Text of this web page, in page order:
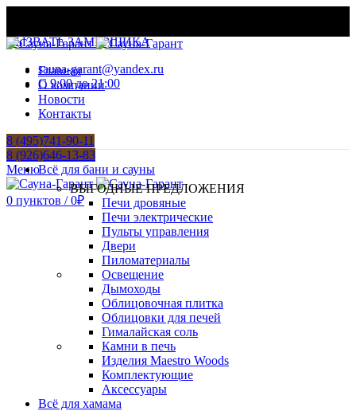
ВЫЗВАТЬ ЗАМЕРЩИКА
sauna-garant@yandex.ru
C 9:00 до 21:00
Главная
О компании
Новости
Контакты
8 (495)741-90-11
8 (926)646-13-83
Меню
0 пунктов / 0₽
Всё для бани и сауны
ВЫГОДНЫЕ ПРЕДЛОЖЕНИЯ
Печи дровяные
Печи электрические
Пульты управления
Двери
Пиломатериалы
Освещение
Дымоходы
Облицовочная плитка
Облицовки для печей
Гималайская соль
Камни в печь
Изделия Maestro Woods
Комплектующие
Аксессуары
Всё для хамама